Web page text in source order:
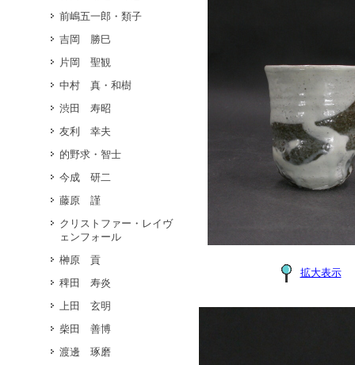
前嶋五一郎・類子
吉岡 勝巳
片岡 聖観
中村 真・和樹
渋田 寿昭
友利 幸夫
的野求・智士
今成 研二
藤原 謹
クリストファー・レイヴ
ェンフォール
榊原 貢
稗田 寿炎
上田 玄明
柴田 善博
渡邊 琢磨
拡大表示